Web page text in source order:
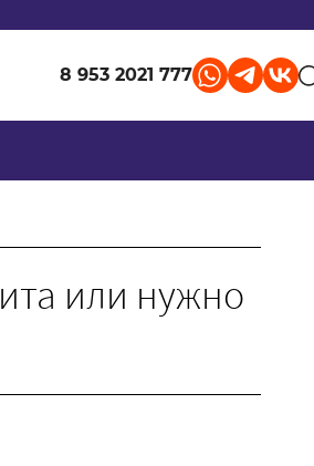
8 953 2021 777
или нужно